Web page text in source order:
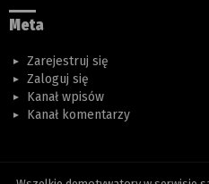
Meta
Zarejestruj się
Zaloguj się
Kanał wpisów
Kanał komentarzy